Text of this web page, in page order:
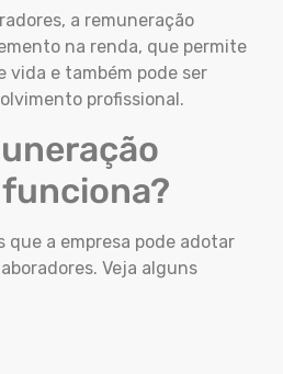
a remuneração
na renda, que permite
vida e também pode ser
profissional.
que a empresa pode adotar
Veja alguns